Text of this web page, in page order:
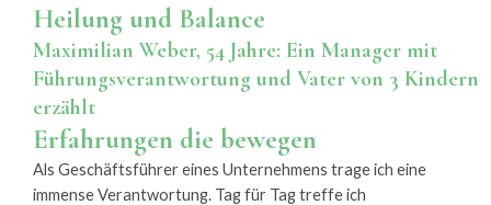
Heilung und Balance
Maximilian Weber, 54 Jahre: Ein Manager mit
Führungsverantwortung und Vater von 3 Kindern
erzählt
Erfahrungen die bewegen
Als Geschäftsführer eines Unternehmens trage ich eine
immense Verantwortung. Tag für Tag treffe ich